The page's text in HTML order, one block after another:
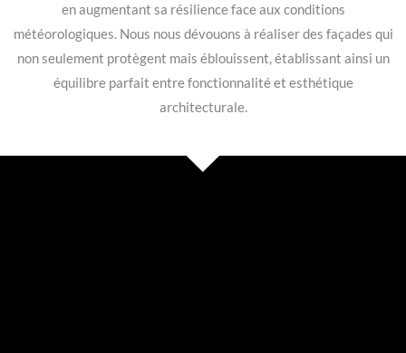
en augmentant sa résilience face aux conditions
météorologiques. Nous nous dévouons à réaliser des façades qui
non seulement protègent mais éblouissent, établissant ainsi un
équilibre parfait entre fonctionnalité et esthétique
architecturale.